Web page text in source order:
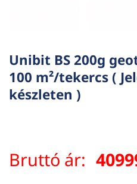
Unibit BS 200g
100 m²/tekercs (
készleten )
Bruttó ár: